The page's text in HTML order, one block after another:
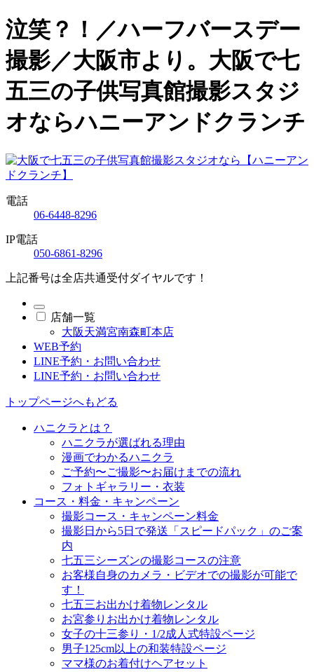
泣笑？！／ハーフバースデー
撮影／大阪市より。大阪で七
五三の子供写真館撮影スタジ
オならハニーアンドクランチ
電話
06-6448-8296
IP電話
050-6861-8296
上記番号は全店共通受付ダイヤルです！
店舗一覧
大阪天満宮南森町本店
WEB予約
LINE予約・お問い合わせ
LINE予約・お問い合わせ
トップページへもどる
ハニクラとは？
ハニクラが選ばれる理由
漫画でわかるハニクラ
ご予約〜ご撮影〜お届けまでの流れ
フォトギャラリー・衣装
コース・料金・キャンペーン
撮影コース・キャンペーン料金
撮影日から5日で発送「スピードパック」のご案
内
七五三シーズンの撮影コースの注意
お客様自身のカメラ・ビデオでの撮影が可能で
す！
七五三お出かけ着物レンタル
お宮参りお出かけ着物レンタル
女子の十三参り・1/2成人式特設ページ
男子125cm以上の和装特設ページ
ママ様のお着付けヘアセット